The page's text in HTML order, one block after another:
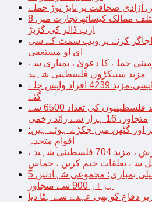
آزادیِ صحافت پر تابڑ توڑ حملے
پاکستان کی چین سمیت مختلف ممالک کیساتھ تجارت میں 8
ارب ڈالر کی گڑبڑ
اجاگر کرنے پر ویب سمٹ کے سی
ای او مستعفی
حملے کا دعویٰ ، بمباری سے
مزید سینکڑوں فلسطینی شہید
افغان شہریوں کی وطن واپسی،مزید 4239 افراد واپس چلے
گئے
اسرائیلی بمباری سے شہید فلسطینیوں کی تعداد 6500 سے
متجاوز، 16 ہزار سے زائد زخمی
سے جبر اور گٹھن میں جکڑے ہوئے ہیں؛
اقوامِ متحدہ
غزہ پر پھر بموں کی بارش ، مزید 704 فلسطینی شہید ،
سے تعلقات ختم کریں ، حماس
مغربی کنارے پر بھی اسرائیلی بمباری؛ مجموعی شہادتیں 5
ہزار 900 سے متجاوز
دفاع کو بھی عہدے سے ہٹا دیا